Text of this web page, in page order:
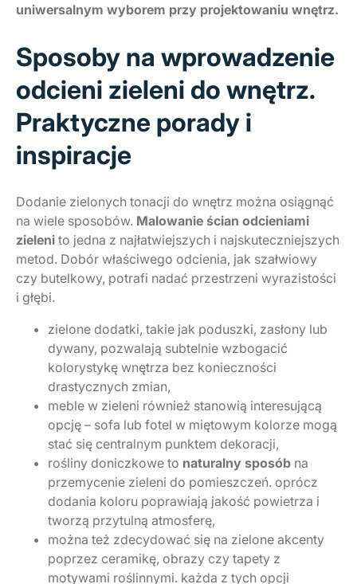
uniwersalnym wyborem przy projektowaniu wnętrz.
Sposoby na wprowadzenie
odcieni zieleni do wnętrz.
Praktyczne porady i
inspiracje
Dodanie zielonych tonacji do wnętrz można osiągnąć
na wiele sposobów. Malowanie ścian odcieniami
zieleni to jedna z najłatwiejszych i najskuteczniejszych
metod. Dobór właściwego odcienia, jak szałwiowy
czy butelkowy, potrafi nadać przestrzeni wyrazistości
i głębi.
zielone dodatki, takie jak poduszki, zasłony lub
dywany, pozwalają subtelnie wzbogacić
kolorystykę wnętrza bez konieczności
drastycznych zmian,
meble w zieleni również stanowią interesującą
opcję – sofa lub fotel w miętowym kolorze mogą
stać się centralnym punktem dekoracji,
rośliny doniczkowe to naturalny sposób na
przemycenie zieleni do pomieszczeń. oprócz
dodania koloru poprawiają jakość powietrza i
tworzą przytulną atmosferę,
można też zdecydować się na zielone akcenty
poprzez ceramikę, obrazy czy tapety z
motywami roślinnymi. każda z tych opcji